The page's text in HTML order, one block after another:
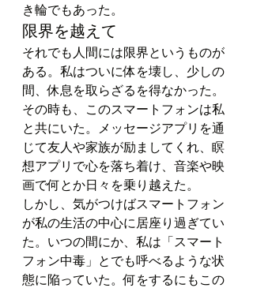
き輪でもあった。
限界を越えて
それでも人間には限界というものが
ある。私はついに体を壊し、少しの
間、休息を取らざるを得なかった。
その時も、このスマートフォンは私
と共にいた。メッセージアプリを通
じて友人や家族が励ましてくれ、瞑
想アプリで心を落ち着け、音楽や映
画で何とか日々を乗り越えた。
しかし、気がつけばスマートフォン
が私の生活の中心に居座り過ぎてい
た。いつの間にか、私は「スマート
フォン中毒」とでも呼べるような状
態に陥っていた。何をするにもこの